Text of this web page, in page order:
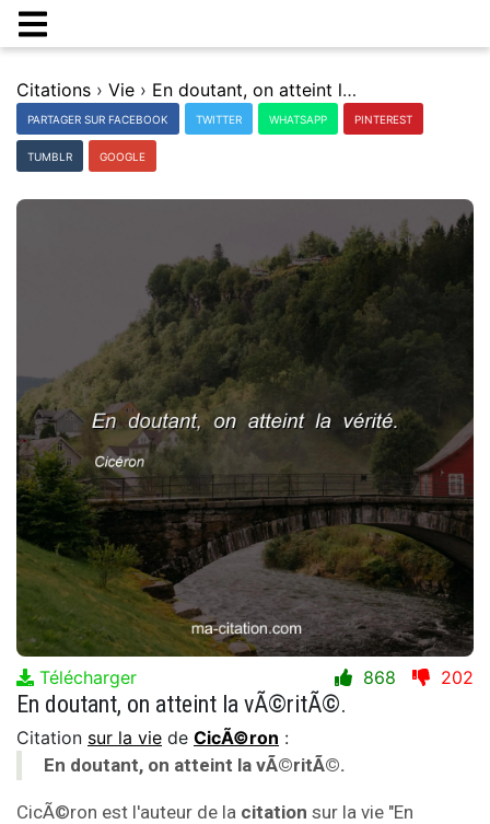
Citations › Vie › En doutant, on atteint la vÃ©ritÃ©.
PARTAGER SUR FACEBOOK TWITTER WHATSAPP PINTEREST
TUMBLR GOOGLE
Télécharger 868 202
En doutant, on atteint la vÃ©ritÃ©.
Citation sur la vie de CicÃ©ron :
En doutant, on atteint la vÃ©ritÃ©.
CicÃ©ron est l'auteur de la citation sur la vie "En